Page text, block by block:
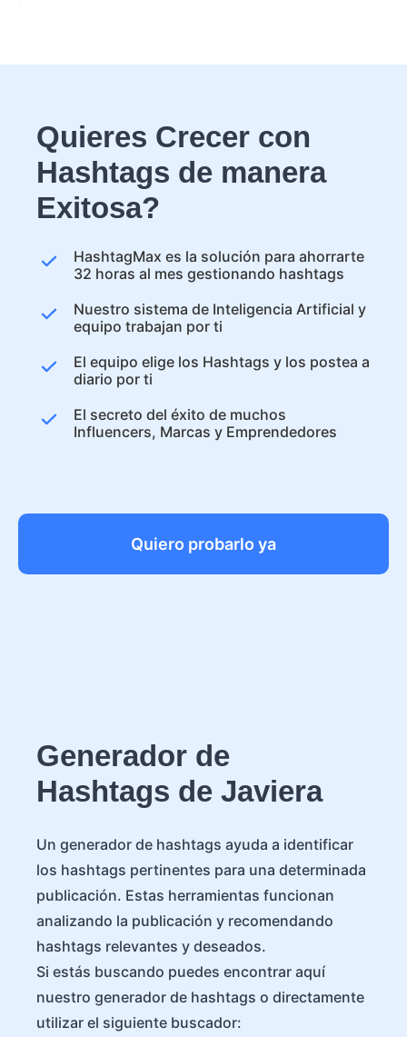
Quieres Crecer con
Hashtags de manera
Exitosa?
HashtagMax es la solución para ahorrarte
32 horas al mes gestionando hashtags
Nuestro sistema de Inteligencia Artificial y
equipo trabajan por ti
El equipo elige los Hashtags y los postea a
diario por ti
El secreto del éxito de muchos
Influencers, Marcas y Emprendedores
Quiero probarlo ya
Generador de
Hashtags de Javiera
Un generador de hashtags ayuda a identificar
los hashtags pertinentes para una determinada
publicación. Estas herramientas funcionan
analizando la publicación y recomendando
hashtags relevantes y deseados.
Si estás buscando puedes encontrar aquí
nuestro generador de hashtags o directamente
utilizar el siguiente buscador: